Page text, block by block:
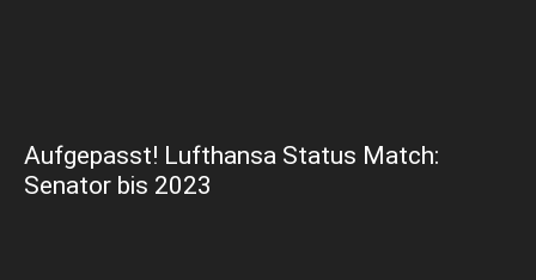
Aufgepasst! Lufthansa Status Match:
Senator bis 2023